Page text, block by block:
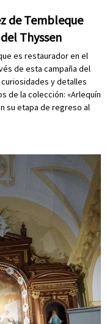
de Tembleque
Thyssen
es restaurador en el
de esta campaña del
y detalles
de la colección: «Arlequín
su etapa de regreso al